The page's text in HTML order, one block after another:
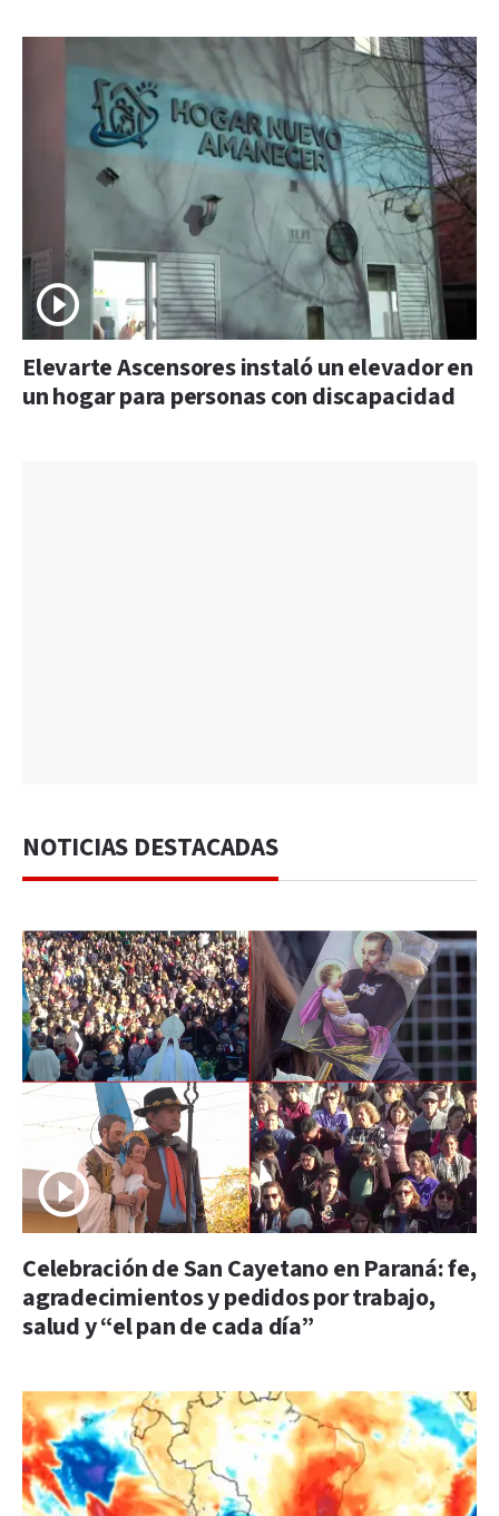
Elevarte Ascensores instaló un elevador en
un hogar para personas con discapacidad
NOTICIAS DESTACADAS
Celebración de San Cayetano en Paraná: fe,
agradecimientos y pedidos por trabajo,
salud y “el pan de cada día”